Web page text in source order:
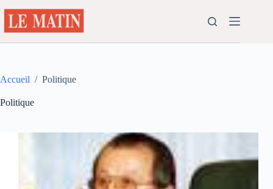
au
contenu
Accueil / Politique
Politique